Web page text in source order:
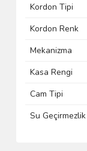
Kordon Tipi
Kordon Renk
Mekanizma
Kasa Rengi
Cam Tipi
Su Geçirmezlik